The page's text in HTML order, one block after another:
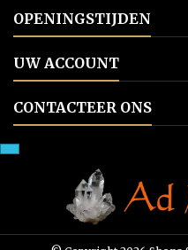
OPENINGSTIJDEN
UW ACCOUNT
CONTACTEER ONS